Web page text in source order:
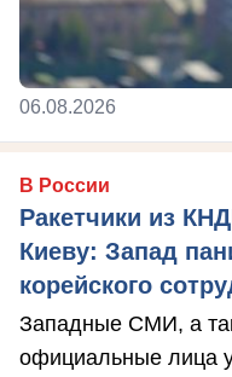
06.08.2026
В России
Ракетчики из
Киеву: Запад
корейского
Западные СМИ, а
официальные лица